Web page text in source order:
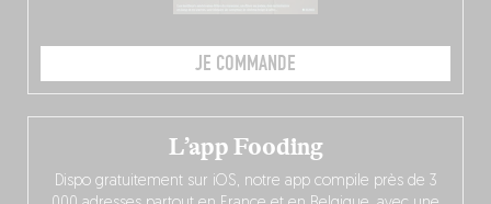
JE COMMANDE
L’app Fooding
Dispo gratuitement sur iOS, notre app compile près de 3